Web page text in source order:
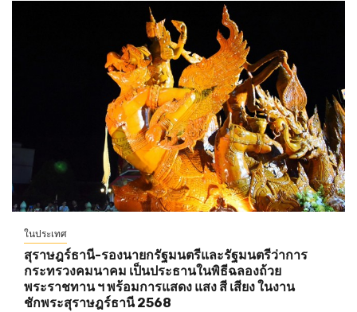
ในประเทศ
สุราษฎร์ธานี-รองนายกรัฐมนตรีและรัฐมนตรีว่าการ
กระทรวงคมนาคม เป็นประธานในพิธีฉลองถ้วย
พระราชทาน ฯ พร้อมการแสดง แสง สี เสียง ในงาน
ชักพระสุราษฎร์ธานี 2568